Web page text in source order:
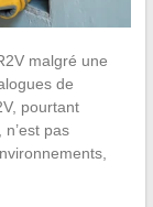
malgré une
de
pourtant
pas